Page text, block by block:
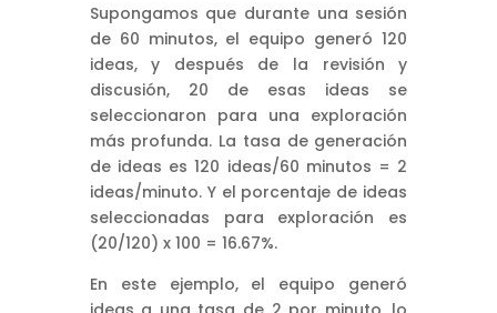
Supongamos que durante una sesión
de 60 minutos, el equipo generó 120
ideas, y después de la revisión y
discusión, 20 de esas ideas se
seleccionaron para una exploración
más profunda. La tasa de generación
de ideas es 120 ideas/60 minutos = 2
ideas/minuto. Y el porcentaje de ideas
seleccionadas para exploración es
(20/120) x 100 = 16.67%.
En este ejemplo, el equipo generó